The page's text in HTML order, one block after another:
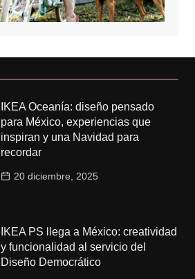
IKEA Oceanía: diseño pensado
para México, experiencias que
inspiran y una Navidad para
recordar
20 diciembre, 2025
IKEA PS llega a México: creatividad
y funcionalidad al servicio del
Diseño Democrático